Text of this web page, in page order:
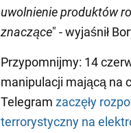
uwolnienie produktów
znaczące" - wyjaśnił
Przypomnijmy: 14
manipulacji mającą na
Telegram zaczęły
terrorystyczny na